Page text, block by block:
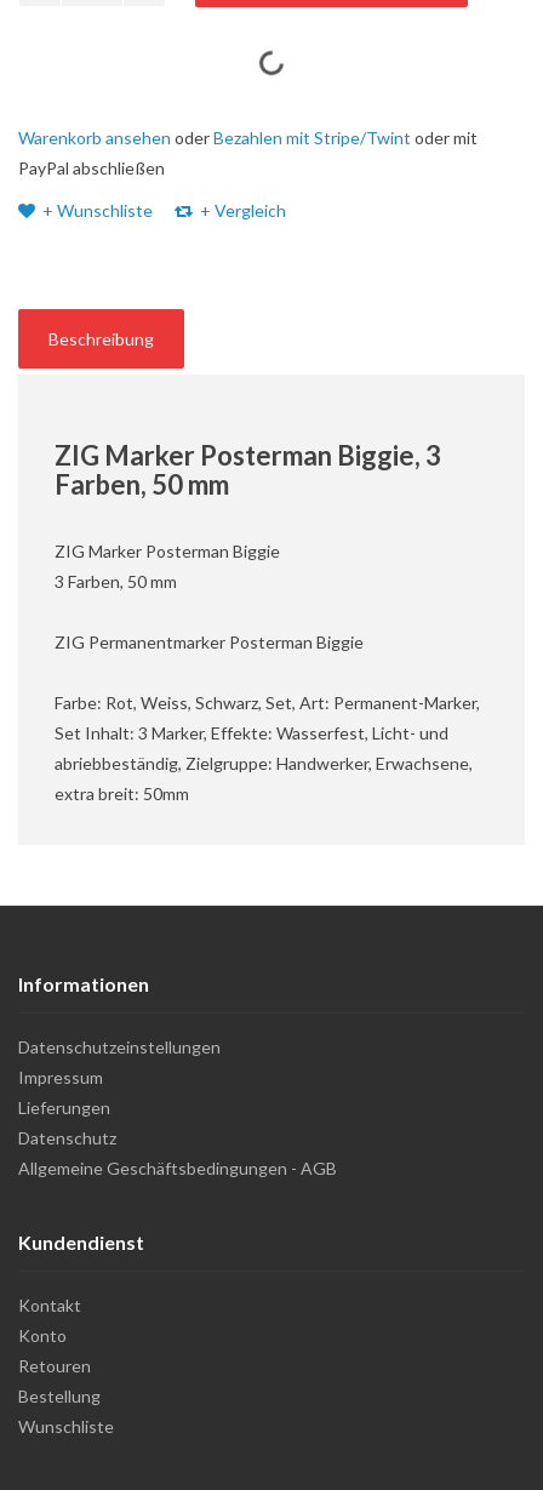
Warenkorb ansehen oderBezahlen mit Stripe/Twint oder mit
PayPal abschließen
+ Wunschliste + Vergleich
Beschreibung
ZIG Marker Posterman Biggie, 3
Farben, 50 mm
ZIG Marker Posterman Biggie
3 Farben, 50 mm
ZIG Permanentmarker Posterman Biggie
Farbe: Rot, Weiss, Schwarz, Set, Art: Permanent-Marker,
Set Inhalt: 3 Marker, Effekte: Wasserfest, Licht- und
abriebbeständig, Zielgruppe: Handwerker, Erwachsene,
extra breit: 50mm
Informationen
Datenschutzeinstellungen
Impressum
Lieferungen
Datenschutz
Allgemeine Geschäftsbedingungen - AGB
Kundendienst
Kontakt
Konto
Retouren
Bestellung
Wunschliste